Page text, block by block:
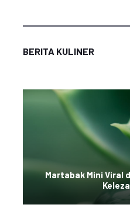
BERITA KULINER
Martabak Mini Viral